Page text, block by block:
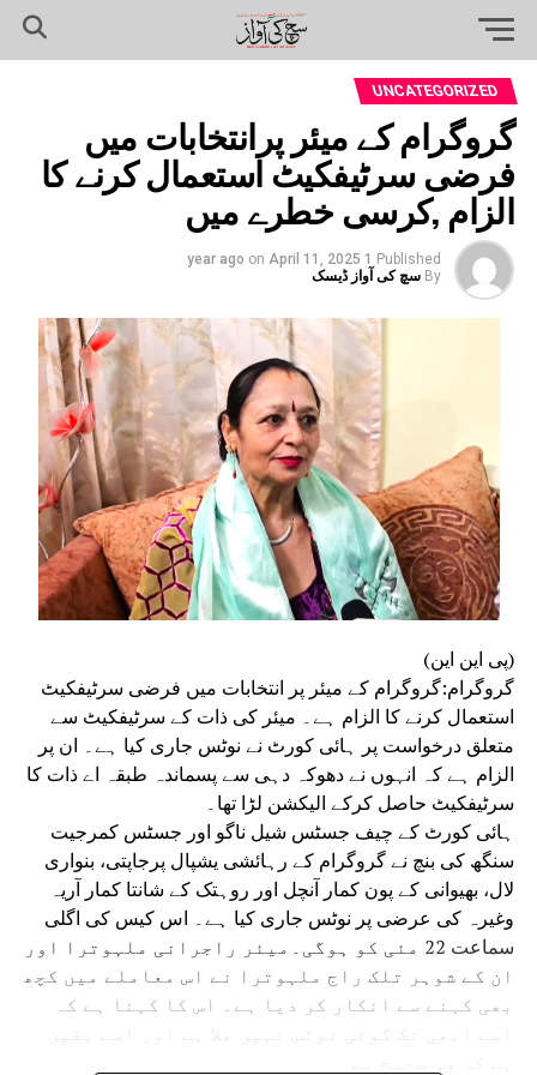
UNCATEGORIZED
گروگرام کے میئر پرانتخابات میں
فرضی سرٹیفکیٹ استعمال کرنے کا
الزام ,کرسی خطرے میں
Published
1 year ago
on April 11, 2025
By سچ کی آواز ڈیسک
(پی این این)
گروگرام:گروگرام کے میئر پر انتخابات میں فرضی سرٹیفکیٹ
استعمال کرنے کا الزام ہے۔ میئر کی ذات کے سرٹیفکیٹ سے
متعلق درخواست پر ہائی کورٹ نے نوٹس جاری کیا ہے۔ ان پر
الزام ہے کہ انہوں نے دھوکہ دہی سے پسماندہ طبقہ اے ذات کا
سرٹیفکیٹ حاصل کرکے الیکشن لڑا تھا۔
ہائی کورٹ کے چیف جسٹس شیل ناگو اور جسٹس کمرجیت
سنگھ کی بنچ نے گروگرام کے رہائشی یشپال پرجاپتی، بنواری
لال، بھیوانی کے پون کمار آنچل اور روہتک کے شانتا کمار آریہ
وغیرہ کی عرضی پر نوٹس جاری کیا ہے۔ اس کیس کی اگلی
سماعت 22 مئی کو ہوگی۔میئر راجرانی ملہوترا اور
ان کے شوہر تلک راج ملہوترا نے اس معاملے میں کچھ
بھی کہنے سے انکار کر دیا ہے۔ اس کا کہنا ہے کہ
اسے ابھی تک کوئی نوٹس نہیں ملا ہے اور اسے یقین